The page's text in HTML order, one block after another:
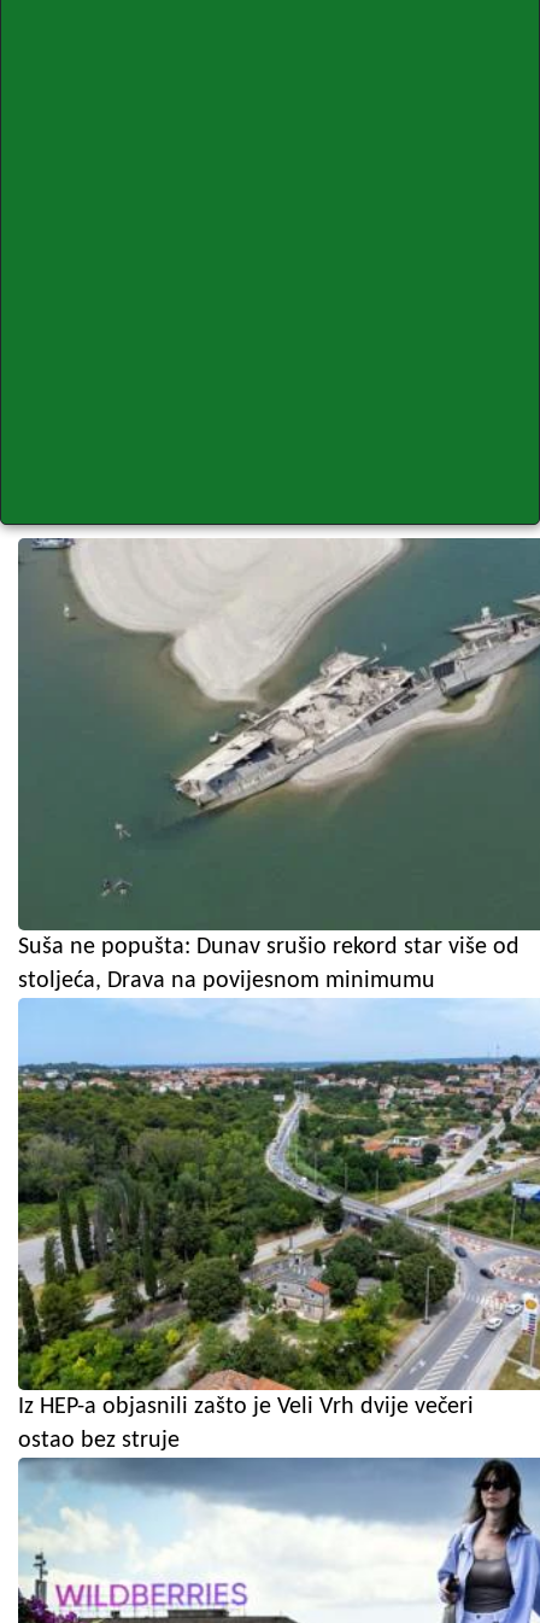
Suša ne popušta: Dunav srušio rekord star više od
stoljeća, Drava na povijesnom minimumu
Iz HEP-a objasnili zašto je Veli Vrh dvije večeri
ostao bez struje